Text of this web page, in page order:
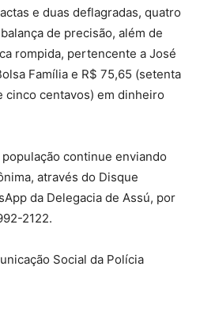
e duas deflagradas, quatro
de precisão, além de
rompida, pertencente a José
Família e R$ 75,65 (setenta
cinco centavos) em dinheiro
continue enviando
através do Disque
da Delegacia de Assú, por
2122.
Social da Polícia